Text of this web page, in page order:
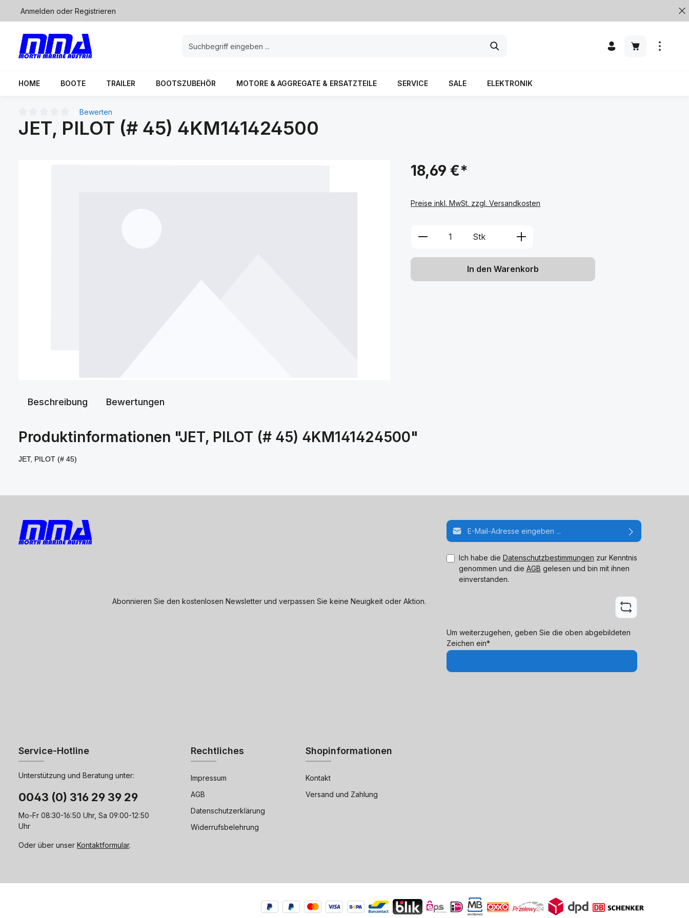
Zur Hauptnavigation springen
Anmelden oder Registrieren
HOME BOOTE TRAILER BOOTSZUBEHÖR MOTORE & AGGREGATE & ERSATZTEILE SERVICE SALE ELEKTRONIK
Durchschnittliche Bewertung von 0 von 5 Sternen
Bewerten
JET, PILOT (# 45) 4KM141424500
18,69 €*
Preise inkl. MwSt. zzgl. Versandkosten
Produkt Anzahl: Gib den gewünschten Wert
Stk
In den Warenkorb
Beschreibung Bewertungen
Produktinformationen "JET, PILOT (# 45) 4KM141424500"
JET, PILOT (# 45)
Abonnieren Sie den kostenlosen Newsletter und verpassen Sie keine Neuigkeit oder Aktion.
E-Mail-Adresse*
Ich habe die Datenschutzbestimmungen zur Kenntnis
genommen und die AGB gelesen und bin mit ihnen
einverstanden.
Um weiterzugehen, geben Sie die oben abgebildeten
Zeichen ein*
Service-Hotline
Unterstützung und Beratung unter:
0043 (0) 316 29 39 29
Mo-Fr 08:30-16:50 Uhr, Sa 09:00-12:50
Uhr
Oder über unser Kontaktformular.
Rechtliches
Impressum
AGB
Datenschutzerklärung
Widerrufsbelehrung
Shopinformationen
Kontakt
Versand und Zahlung